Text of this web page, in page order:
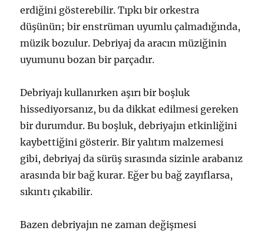
erdiğini gösterebilir. Tıpkı bir orkestra
düşünün; bir enstrüman uyumlu çalmadığında,
müzik bozulur. Debriyaj da aracın müziğinin
uyumunu bozan bir parçadır.
Debriyajı kullanırken aşırı bir boşluk
hissediyorsanız, bu da dikkat edilmesi gereken
bir durumdur. Bu boşluk, debriyajın etkinliğini
kaybettiğini gösterir. Bir yalıtım malzemesi
gibi, debriyaj da sürüş sırasında sizinle arabanız
arasında bir bağ kurar. Eğer bu bağ zayıflarsa,
sıkıntı çıkabilir.
Bazen debriyajın ne zaman değişmesi